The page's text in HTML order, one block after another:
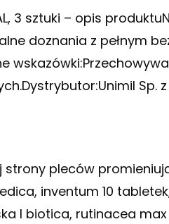
3 sztuki – opis
doznania z pełnym
Sp.
strony pleców
inventum 10
l biotica, rutinacea